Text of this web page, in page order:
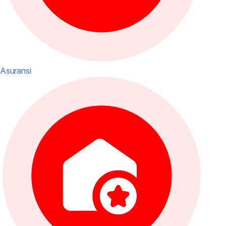
Asuransi